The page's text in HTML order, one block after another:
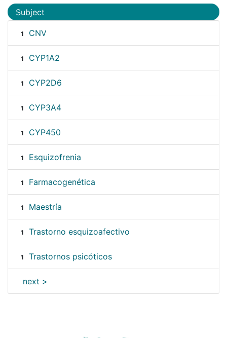
Subject
1 CNV
1 CYP1A2
1 CYP2D6
1 CYP3A4
1 CYP450
1 Esquizofrenia
1 Farmacogenética
1 Maestría
1 Trastorno esquizoafectivo
1 Trastornos psicóticos
next >